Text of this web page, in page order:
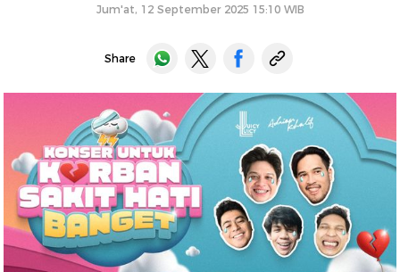
Jum'at, 12 September 2025 15:10 WIB
Share